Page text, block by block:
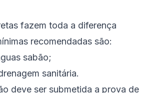
fazem toda a diferença
recomendadas são:
sabão;
sanitária.
deve ser submetida a prova de